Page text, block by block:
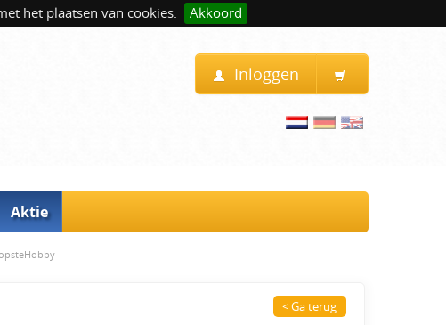
het plaatsen van cookies. Akkoord
Inloggen
Aktie
< Ga terug